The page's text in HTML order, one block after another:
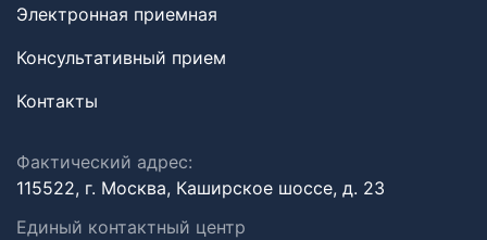
Электронная приемная
Консультативный прием
Контакты
Фактический адрес:
115522, г. Москва, Каширское шоссе, д. 23
Единый контактный центр